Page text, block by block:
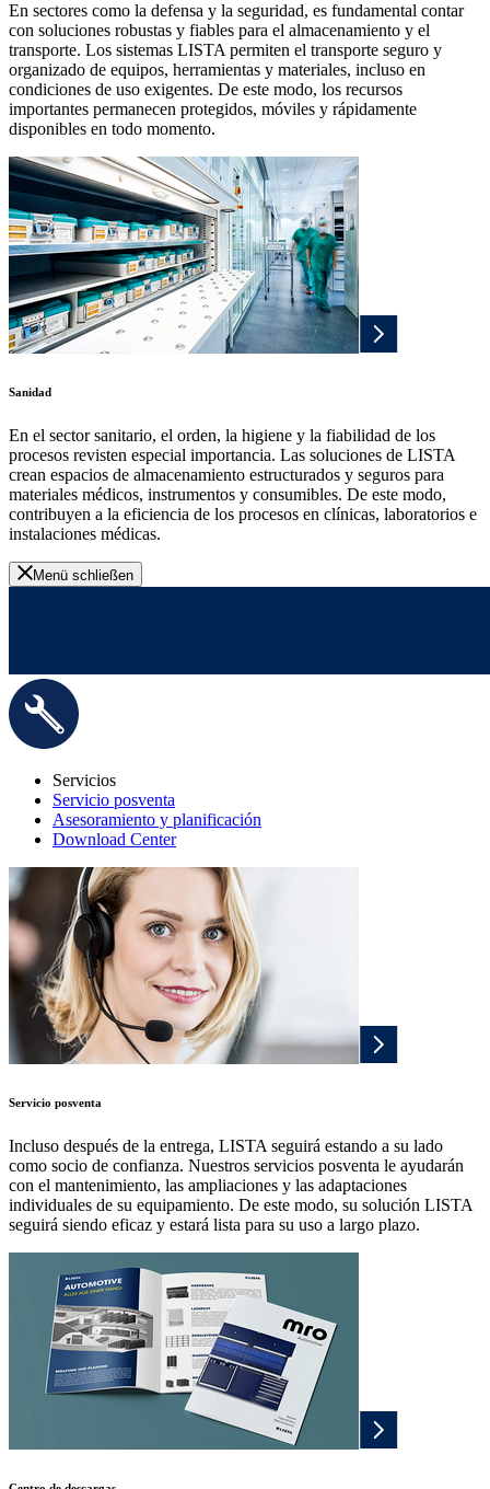
En sectores como la defensa y la seguridad, es fundamental contar
con soluciones robustas y fiables para el almacenamiento y el
transporte. Los sistemas LISTA permiten el transporte seguro y
organizado de equipos, herramientas y materiales, incluso en
condiciones de uso exigentes. De este modo, los recursos
importantes permanecen protegidos, móviles y rápidamente
disponibles en todo momento.
Sanidad
En el sector sanitario, el orden, la higiene y la fiabilidad de los
procesos revisten especial importancia. Las soluciones de LISTA
crean espacios de almacenamiento estructurados y seguros para
materiales médicos, instrumentos y consumibles. De este modo,
contribuyen a la eficiencia de los procesos en clínicas, laboratorios e
instalaciones médicas.
Menü schließen
Servicios
Servicio posventa
Asesoramiento y planificación
Download Center
Servicio posventa
Incluso después de la entrega, LISTA seguirá estando a su lado
como socio de confianza. Nuestros servicios posventa le ayudarán
con el mantenimiento, las ampliaciones y las adaptaciones
individuales de su equipamiento. De este modo, su solución LISTA
seguirá siendo eficaz y estará lista para su uso a largo plazo.